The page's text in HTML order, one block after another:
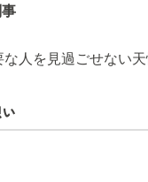
な人を見過ごせない